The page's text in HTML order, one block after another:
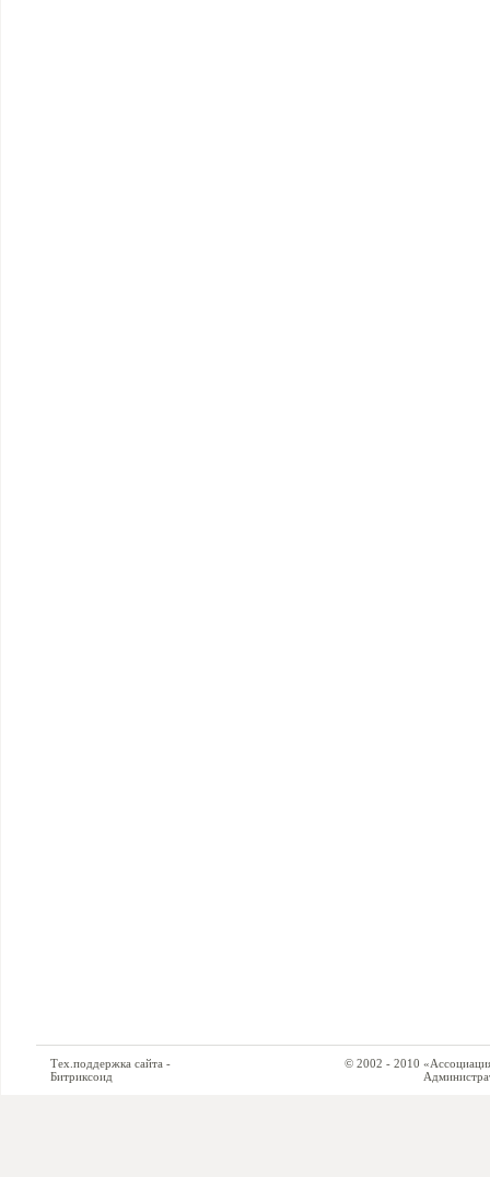
Тех.поддержка сайта -
Битриксоид
© 2002 - 2010 «Ассоциация